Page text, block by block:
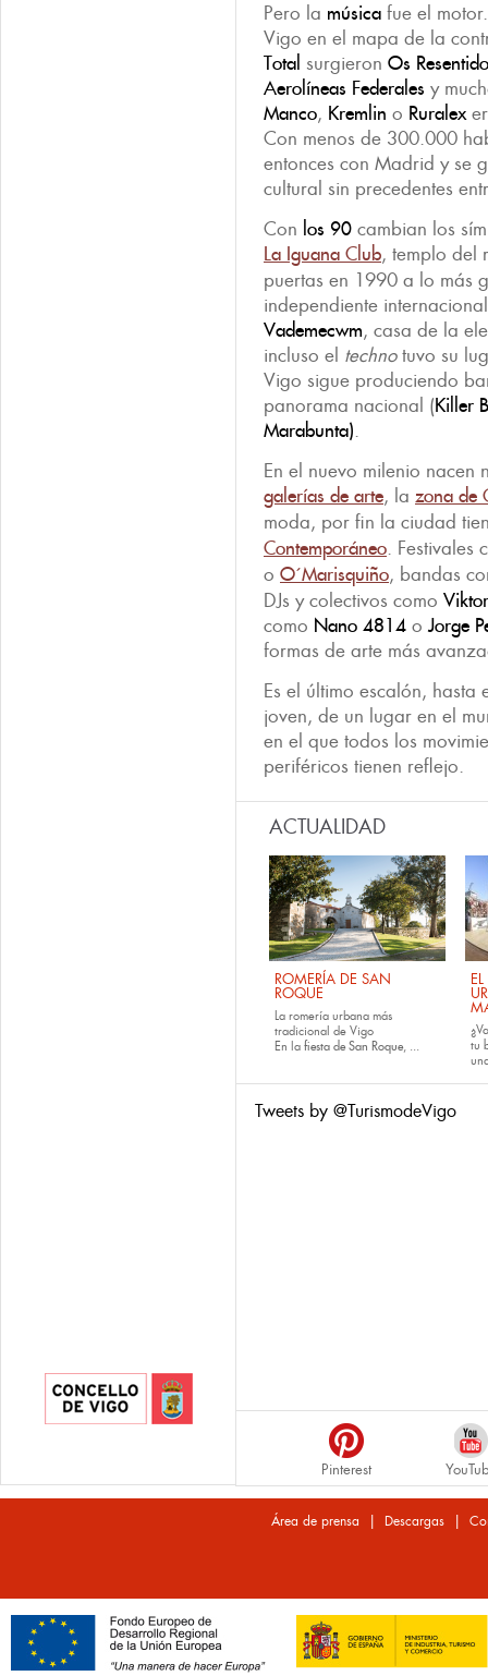
Pero la música fue el
Vigo en el mapa de la
Total surgieron Os
Aerolíneas Federales y
Manco, Kremlin o Ruralex
Con menos de 300.000
entonces con Madrid y se
cultural sin precedentes
Con los 90 cambian los
La Iguana Club, templo del
puertas en 1990 a lo más
independiente
Vademecwm, casa de la
incluso el technotuvo su
Vigo sigue produciendo
panorama nacional (Killer
Marabunta).
En el nuevo milenio nacen
galerías de arte, la zona de
moda, por fin la ciudad
Contemporáneo. Festivales
o O´Marisquiño, bandas
DJs y colectivos como
como Nano 4814 oJorge
formas de arte más
Es el último escalón,
joven, de un lugar en el
en el que todos los
periféricos tienen reflejo.
ACTUALIDAD
ROMERÍA DE SAN
ROQUE
La romería urbana más
tradicional de Vigo
En la fiesta de San Roque, ...
tu
Tweets by @TurismodeVigo
Pinterest
Área de prensa | Descargas|